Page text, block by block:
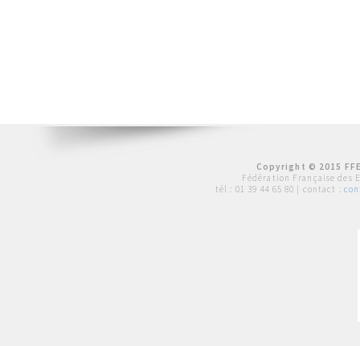
Copyright © 2015
Fédération Française des
tél : 01 39 44 65 80 | contact :